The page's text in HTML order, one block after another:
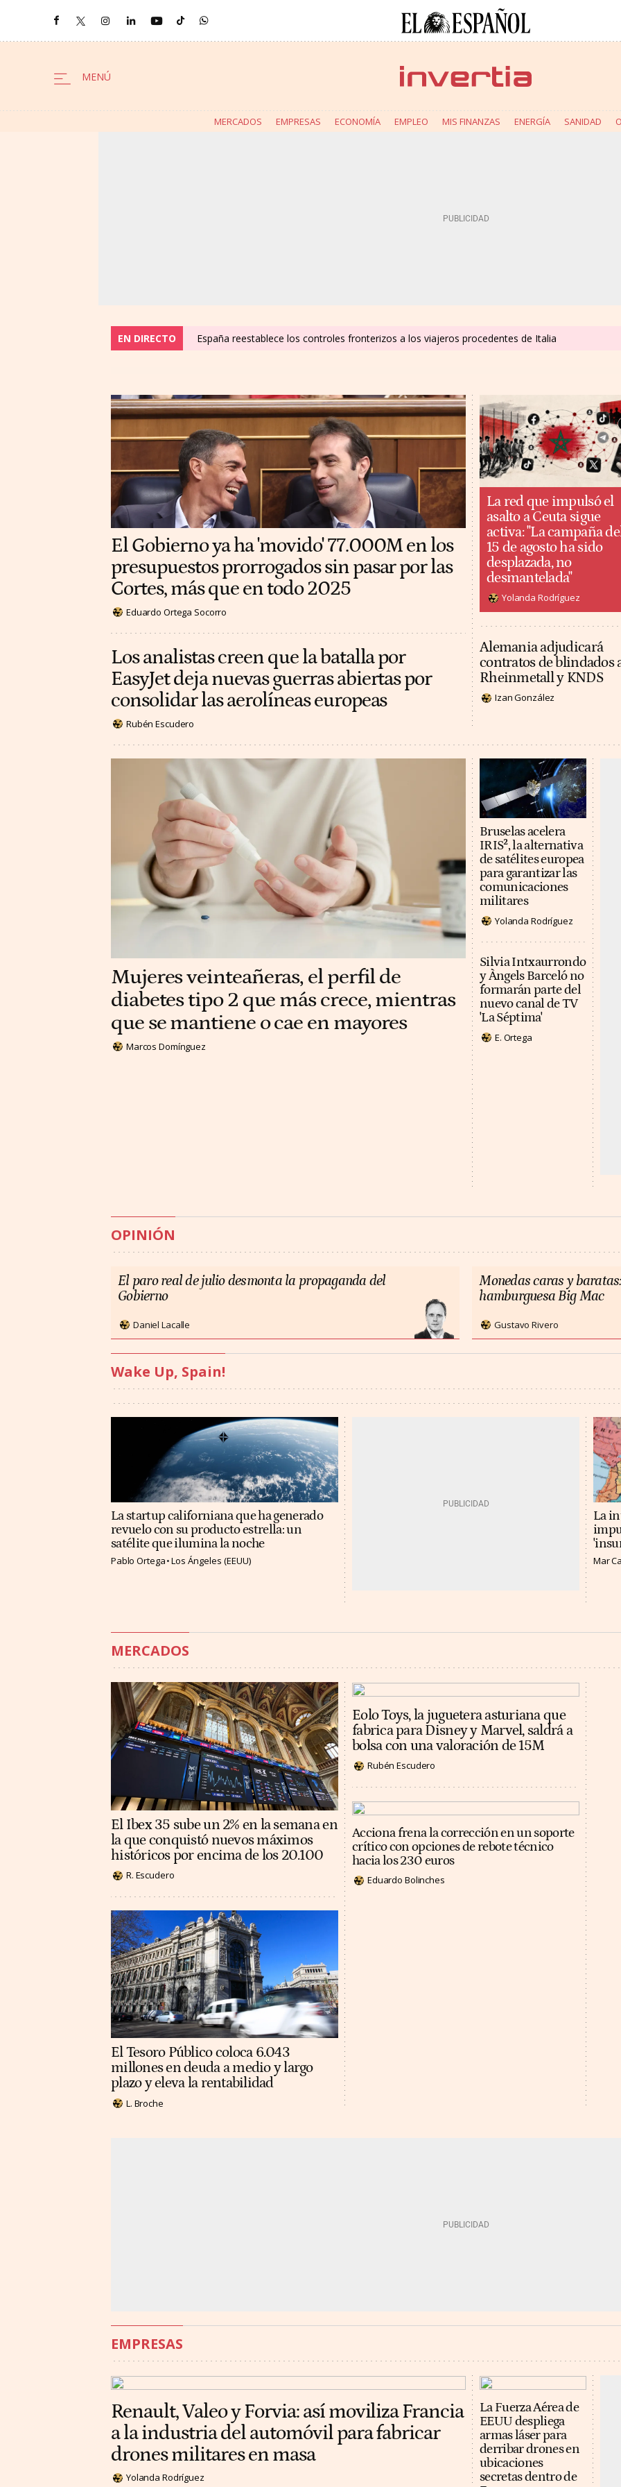
MERCADOS EMPRESAS ECONOMÍA EMPLEO MIS FINANZAS ENERGÍA SANIDAD
EN DIRECTO España reestablece los controles fronterizos a los viajeros procedentes de Italia
El Gobierno ya ha 'movido' 77.000M en los
presupuestos prorrogados sin pasar por las
Cortes, más que en todo 2025
Eduardo Ortega Socorro
Los analistas creen que la batalla por
EasyJet deja nuevas guerras abiertas por
consolidar las aerolíneas europeas
Rubén Escudero
La red que impulsó el
asalto a Ceuta sigue
activa: "La campaña
15 de agosto ha sido
desplazada, no
desmantelada"
Yolanda Rodríguez
Alemania adjudicará
contratos de blindados
Rheinmetall y KNDS
Izan González
Mujeres veinteañeras, el perfil de
diabetes tipo 2 que más crece, mientras
que se mantiene o cae en mayores
Marcos Domínguez
Bruselas acelera
IRIS², la alternativa
de satélites europea
para garantizar las
comunicaciones
militares
Yolanda Rodríguez
Silvia Intxaurrondo
y Àngels Barceló no
formarán parte del
nuevo canal de TV
'La Séptima'
E. Ortega
OPINIÓN
El paro real de julio desmonta la propaganda del
Gobierno
Daniel Lacalle
Monedas caras y
hamburguesa Big Mac
Gustavo Rivero
Wake Up, Spain!
La startup californiana que ha generado
revuelo con su producto estrella: un
satélite que ilumina la noche
Pablo Ortega Los Ángeles (EEUU)
La
Mar
MERCADOS
El Ibex 35 sube un 2% en la semana en
la que conquistó nuevos máximos
históricos por encima de los 20.100
R. Escudero
El Tesoro Público coloca 6.043
millones en deuda a medio y largo
plazo y eleva la rentabilidad
L. Broche
Eolo Toys, la juguetera asturiana que
fabrica para Disney y Marvel, saldrá a
bolsa con una valoración de 15M
Rubén Escudero
Acciona frena la corrección en un soporte
crítico con opciones de rebote técnico
hacia los 230 euros
Eduardo Bolinches
EMPRESAS
Renault, Valeo y Forvia: así moviliza Francia
a la industria del automóvil para fabricar
drones militares en masa
Yolanda Rodríguez
La Fuerza Aérea de
EEUU despliega
armas láser para
derribar drones en
ubicaciones
secretas dentro de